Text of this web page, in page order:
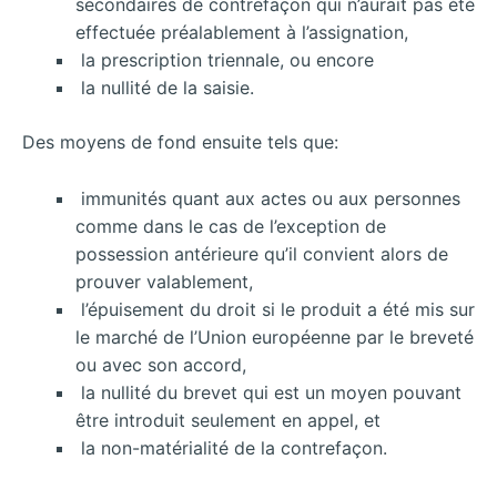
secondaires de contrefaçon qui n’aurait pas été
effectuée préalablement à l’assignation,
la prescription triennale, ou encore
la nullité de la saisie.
Des moyens de fond ensuite tels que:
immunités quant aux actes ou aux personnes
comme dans le cas de l’exception de
possession antérieure qu’il convient alors de
prouver valablement,
l’épuisement du droit si le produit a été mis sur
le marché de l’Union européenne par le breveté
ou avec son accord,
la nullité du brevet qui est un moyen pouvant
être introduit seulement en appel, et
la non-matérialité de la contrefaçon.